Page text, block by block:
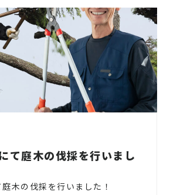
、シダレエゴノキ、コニファー、
ーアイス、クチナシ、ナンテン、
、ケヤキ、コノデカシワ、マキの
レスト、アオハダ、いちじく、椰
アカシア、紅葉、シマトネリコ、
木、カツラの木、柿、みかん、グ
ミズキ、ジューンベリー、ヤマボ
花梨、クロガネモチ、ベニカナメ、
キ、
根・剪定・草刈りなどのお庭の
をお探しなら当社にご相談くださ
もちろんのこと、外構工事やエク
自社で一気通貫で行っております
ので、 お庭のことなら当社にお気
い！
悩みに全力でご対応させて頂き
マンション、アパートなどの庭
間管理なども対応しております
て庭木の伐採を行いまし
木の伐採を行いました！